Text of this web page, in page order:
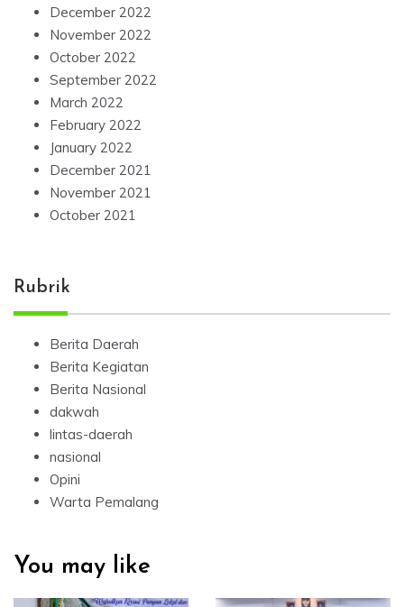
December 2022
November 2022
October 2022
September 2022
March 2022
February 2022
January 2022
December 2021
November 2021
October 2021
Rubrik
Berita Daerah
Berita Kegiatan
Berita Nasional
dakwah
lintas-daerah
nasional
Opini
Warta Pemalang
You may like